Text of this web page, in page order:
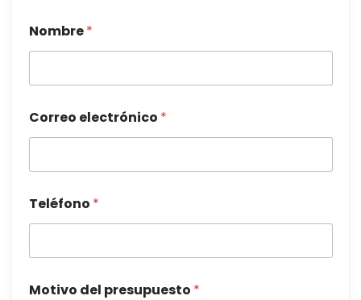
Nombre*
Correo electrónico *
Teléfono *
Motivo del presupuesto *